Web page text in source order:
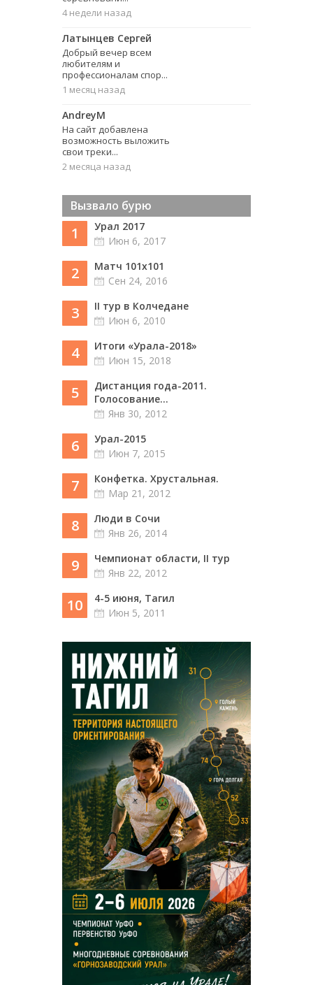
4 недели назад
Латынцев Сергей
Добрый вечер всем
любителям и
профессионалам спор...
1 месяц назад
AndreyM
На сайт добавлена
возможность выложить
свои треки...
2 месяца назад
Вызвало бурю
1
Урал 2017
Июн 6, 2017
2
Матч 101х101
Сен 24, 2016
3
II тур в Колчедане
Июн 6, 2010
4
Итоги «Урала-2018»
Июн 15, 2018
5
Дистанция года-2011.
Голосование...
Янв 30, 2012
6
Урал-2015
Июн 7, 2015
7
Конфетка. Хрустальная.
Мар 21, 2012
8
Люди в Сочи
Янв 26, 2014
9
Чемпионат области, II тур
Янв 22, 2012
10
4-5 июня, Тагил
Июн 5, 2011